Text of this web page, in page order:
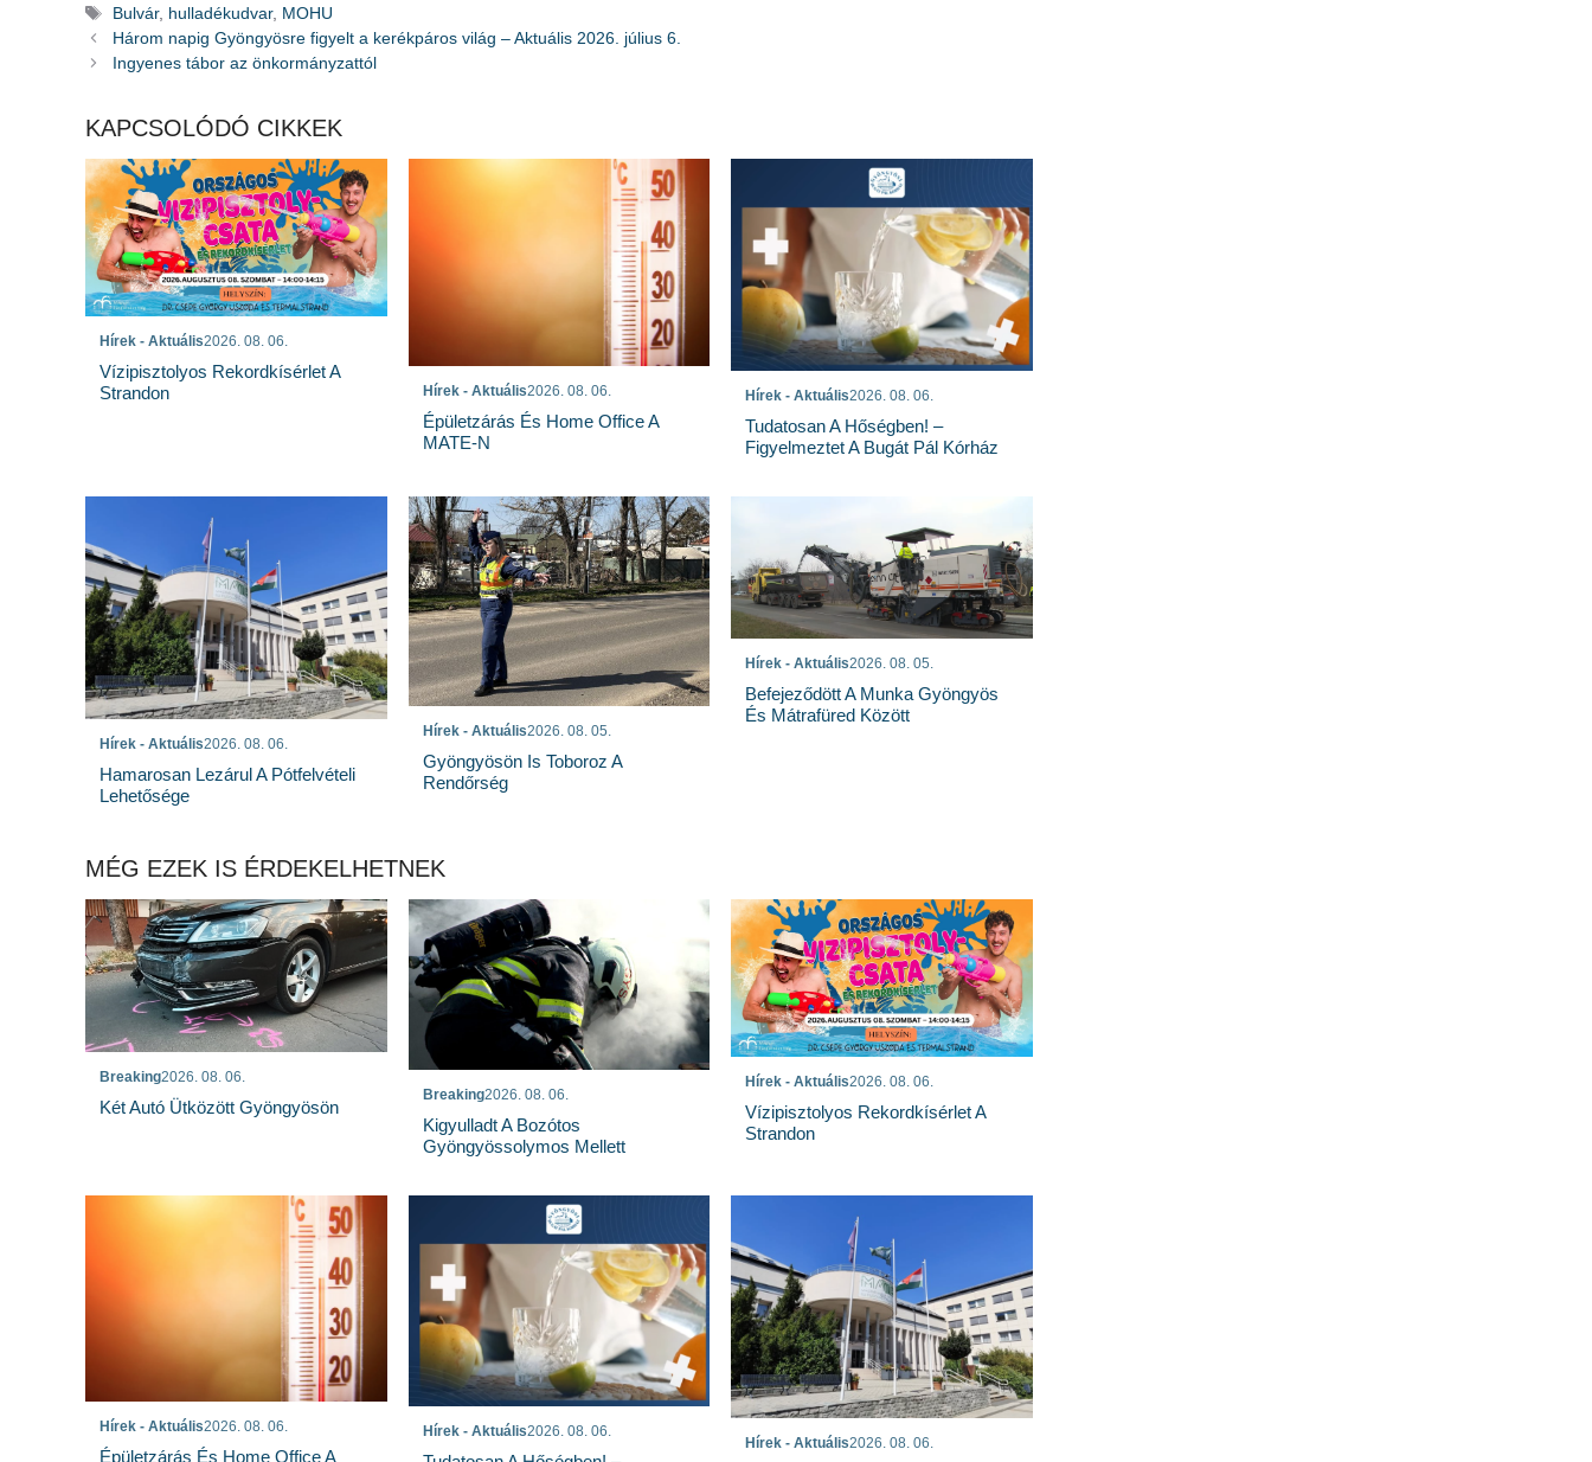
Címkék
Bulvár, hulladékudvar, MOHU
Három napig Gyöngyösre figyelt a kerékpáros világ – Aktuális 2026. július 6.
Ingyenes tábor az önkormányzattól
KAPCSOLÓDÓ CIKKEK
Hírek - Aktuális2026. 08. 06.
Vízipisztolyos Rekordkísérlet A
Strandon
Hírek - Aktuális2026. 08. 06.
Épületzárás És Home Office A
MATE-N
Hírek - Aktuális2026. 08. 06.
Tudatosan A Hőségben! –
Figyelmeztet A Bugát Pál Kórház
Hírek - Aktuális2026. 08. 06.
Hamarosan Lezárul A Pótfelvételi
Lehetősége
Hírek - Aktuális2026. 08. 05.
Gyöngyösön Is Toboroz A
Rendőrség
Hírek - Aktuális2026. 08. 05.
Befejeződött A Munka Gyöngyös
És Mátrafüred Között
MÉG EZEK IS ÉRDEKELHETNEK
Breaking2026. 08. 06.
Két Autó Ütközött Gyöngyösön
Breaking2026. 08. 06.
Kigyulladt A Bozótos
Gyöngyössolymos Mellett
Hírek - Aktuális2026. 08. 06.
Vízipisztolyos Rekordkísérlet A
Strandon
Hírek - Aktuális2026. 08. 06.
Épületzárás És Home Office A
Hírek - Aktuális2026. 08. 06.
Hírek - Aktuális2026. 08. 06.